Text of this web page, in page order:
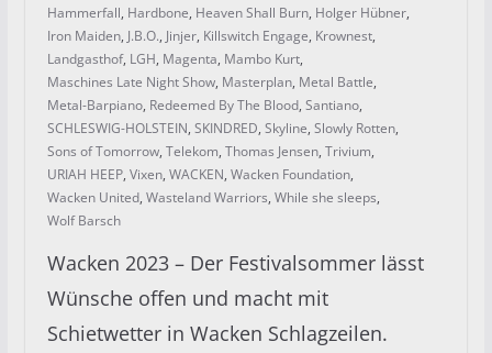
Hammerfall, Hardbone, Heaven Shall Burn, Holger Hübner,
Iron Maiden, J.B.O., Jinjer, Killswitch Engage, Krownest,
Landgasthof, LGH, Magenta, Mambo Kurt,
Maschines Late Night Show, Masterplan, Metal Battle,
Metal-Barpiano, Redeemed By The Blood, Santiano,
SCHLESWIG-HOLSTEIN, SKINDRED, Skyline, Slowly Rotten,
Sons of Tomorrow, Telekom, Thomas Jensen, Trivium,
URIAH HEEP, Vixen, WACKEN, Wacken Foundation,
Wacken United, Wasteland Warriors, While she sleeps,
Wolf Barsch
Wacken 2023 – Der Festivalsommer lässt
Wünsche offen und macht mit
Schietwetter in Wacken Schlagzeilen.